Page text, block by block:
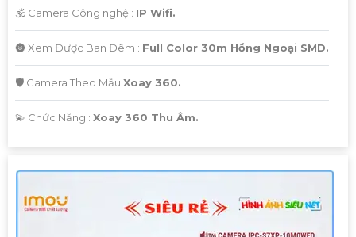
🕉️ Camera Công nghệ : IP Wifi.
🌚 Xem Được Ban Đêm : Full Color 30m Hồng Ngoại SMD.
🛡 Camera Theo Mẫu Xoay 360.
️💫 Chức Năng : Xoay 360 Thu Âm.